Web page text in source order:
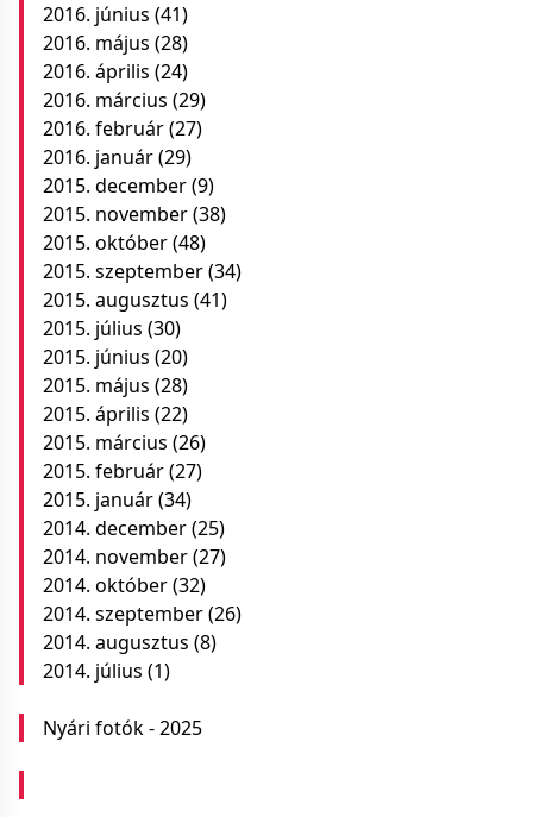
2016. június (41)
2016. május (28)
2016. április (24)
2016. március (29)
2016. február(27)
2016. január(29)
2015. december(9)
2015. november(38)
2015. október(48)
2015. szeptember(34)
2015. augusztus (41)
2015. július (30)
2015. június (20)
2015. május (28)
2015. április (22)
2015. március (26)
2015. február(27)
2015. január(34)
2014. december(25)
2014. november(27)
2014. október(32)
2014. szeptember(26)
2014. augusztus (8)
2014. július (1)
Nyári fotók - 2025